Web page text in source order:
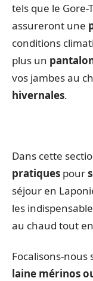
tels que le
assureront une
conditions
plus un
vos jambes au
hivernales.
Dans cette
pratiques pour
séjour en
les
au chaud tout
Focalisons-nous
laine mérinos